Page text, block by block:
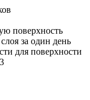
поверхность
за один день
для поверхности